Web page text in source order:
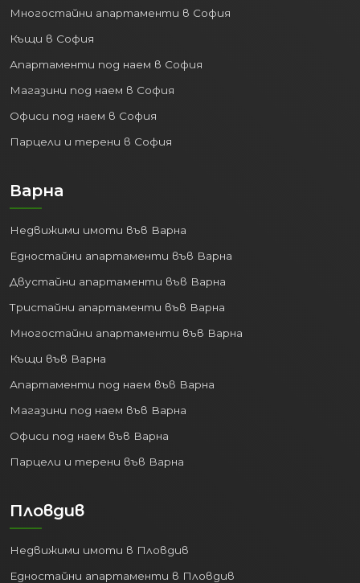
Многостайни апартаменти в София
Къщи в София
Апартаменти под наем в София
Магазини под наем в София
Офиси под наем в София
Парцели и терени в София
Варна
Недвижими имоти във Варна
Едностайни апартаменти във Варна
Двустайни апартаменти във Варна
Тристайни апартаменти във Варна
Многостайни апартаменти във Варна
Къщи във Варна
Апартаменти под наем във Варна
Магазини под наем във Варна
Офиси под наем във Варна
Парцели и терени във Варна
Пловдив
Недвижими имоти в Пловдив
Едностайни апартаменти в Пловдив